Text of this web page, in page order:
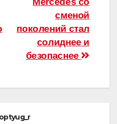
сменой
поколений стал
солиднее и
безопаснее